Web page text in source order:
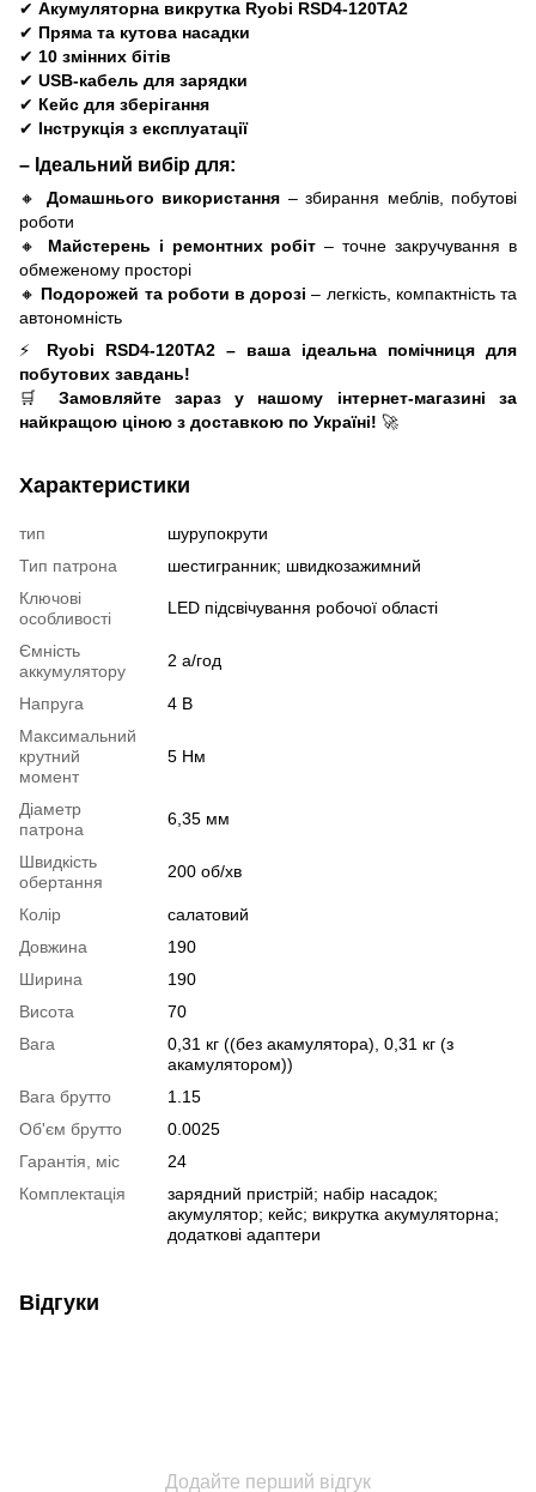
✔ Акумуляторна викрутка Ryobi RSD4-120TA2
✔ Пряма та кутова насадки
✔ 10 змінних бітів
✔ USB-кабель для зарядки
✔ Кейс для зберігання
✔ Інструкція з експлуатації
– Ідеальний вибір для:
🔸 Домашнього використання – збирання меблів, побутові
роботи
🔸
Майстерень і ремонтних робіт – точне закручування в
обмеженому просторі
🔸 Подорожей та роботи в дорозі – легкість, компактність та
автономність
⚡
Ryobi RSD4-120TA2 – ваша ідеальна помічниця для
побутових завдань!
🛒
Замовляйте зараз у нашому інтернет-магазині за
найкращою ціною з доставкою по Україні! 🚀
Характеристики
тип
шурупокрути
Тип патрона
шестигранник; швидкозажимний
Ключові
особливості
LED підсвічування робочої області
Ємність
аккумулятору
2 а/год
Напруга
4 В
Максимальний
крутний
момент
5 Нм
Діаметр
патрона
6,35 мм
Швидкість
обертання
200 об/хв
Колір
салатовий
Довжина
190
Ширина
190
Висота
70
Вага
0,31 кг ((без акамулятора), 0,31 кг (з
акамулятором))
Вага брутто
1.15
Об'єм брутто
0.0025
Гарантія, міс
24
Комплектація
зарядний пристрій; набір насадок;
акумулятор; кейс; викрутка акумуляторна;
додаткові адаптери
Відгуки
Додайте перший відгук